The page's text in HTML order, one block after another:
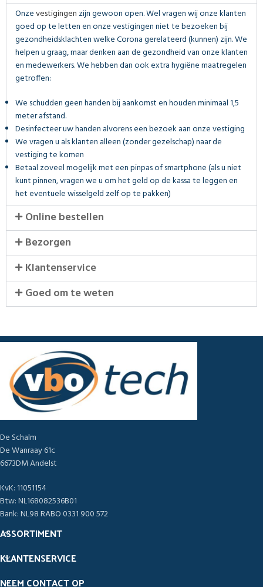
Onzevestigingen zijn gewoon open. Wel vragen wij onze klanten
goed op te letten en onze vestigingen niet te bezoeken bij
gezondheidsklachten welke Corona gerelateerd (kunnen) zijn. We
helpen u graag, maar denken aan de gezondheid van onze klanten
en medewerkers. We hebben dan ook extra hygiëne maatregelen
getroffen:
We schudden geen handen bij aankomst en houden minimaal 1,5
meter afstand.
Desinfecteer uw handen alvorens een bezoek aan onze vestiging
We vragen u als klanten alleen (zonder gezelschap) naar de
vestiging te komen
Betaal zoveel mogelijk met een pinpas of smartphone (als u niet
kunt pinnen, vragen we u om het geld op de kassa te leggen en
het eventuele wisselgeld zelf op te pakken)
Online bestellen
Bezorgen
Klantenservice
Goed om te weten
De Schalm
De Wanraay 61c
6673DM Andelst
KvK: 11051154
Btw: NL168082536B01
Bank: NL98 RABO 0331 900 572
ASSORTIMENT
KLANTENSERVICE
NEEM CONTACT OP